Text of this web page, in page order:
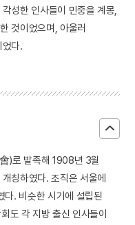
성한 인사들이 민중을 계몽,
것이었으며, 아울러
었다.
)로 발족해 1908년 3월
칭하였다. 조직은 서울에
다. 비슷한 시기에 설립된
도 각 지방 출신 인사들이